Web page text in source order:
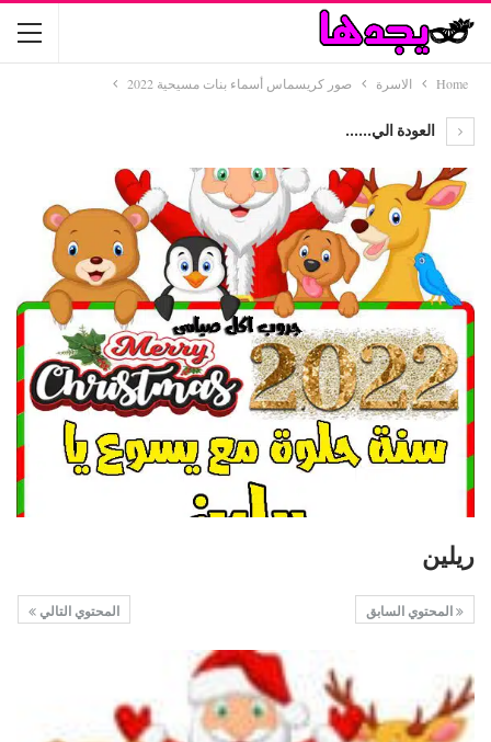
Home الاسرة صور كريسماس أسماء بنات مسيحية 2022
العودة الي......
ريلين
المحتوي التالي المحتوي السابق